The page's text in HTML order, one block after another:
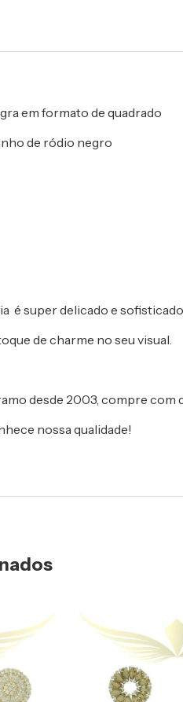
em formato de quadrado
de ródio negro
é super delicado e
de charme no seu visual.
desde 2003, compre com
nossa qualidade!